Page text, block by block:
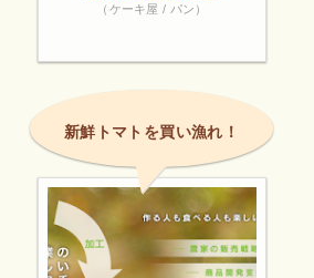
ましが…なんたかモタモタしてました…栗
保護されている場合があります。
（ケーキ屋 / パン）
新鮮トマトを買い漁れ！